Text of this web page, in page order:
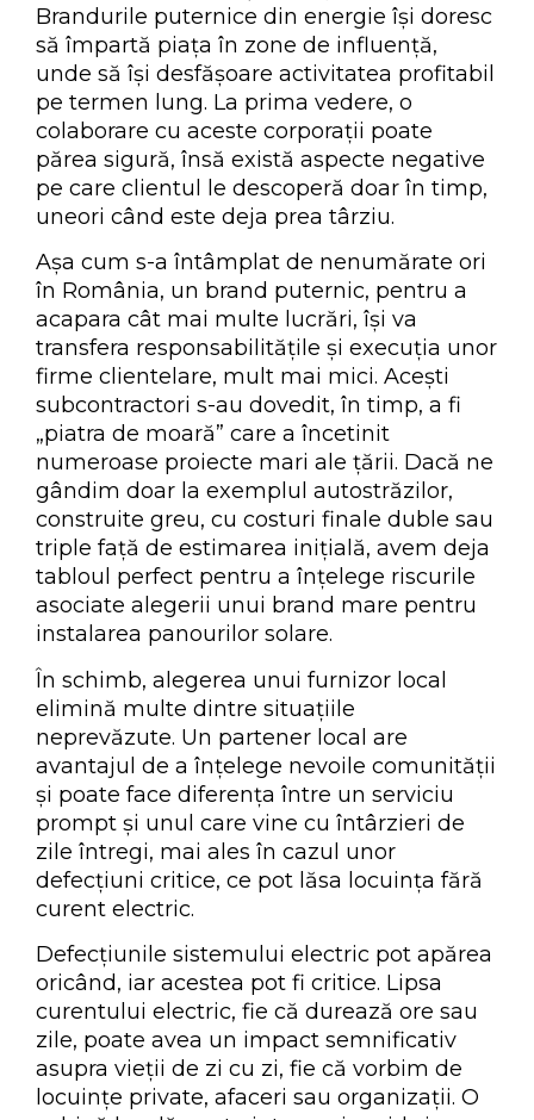
Brandurile puternice din energie își doresc
să împartă piața în zone de influență,
unde să își desfășoare activitatea profitabil
pe termen lung. La prima vedere, o
colaborare cu aceste corporații poate
părea sigură, însă există aspecte negative
pe care clientul le descoperă doar în timp,
uneori când este deja prea târziu.
Așa cum s-a întâmplat de nenumărate ori
în România, un brand puternic, pentru a
acapara cât mai multe lucrări, își va
transfera responsabilitățile și execuția unor
firme clientelare, mult mai mici. Acești
subcontractori s-au dovedit, în timp, a fi
„piatra de moară” care a încetinit
numeroase proiecte mari ale țării. Dacă ne
gândim doar la exemplul autostrăzilor,
construite greu, cu costuri finale duble sau
triple față de estimarea inițială, avem deja
tabloul perfect pentru a înțelege riscurile
asociate alegerii unui brand mare pentru
instalarea panourilor solare.
În schimb, alegerea unui furnizor local
elimină multe dintre situațiile
neprevăzute. Un partener local are
avantajul de a înțelege nevoile comunității
și poate face diferența între un serviciu
prompt și unul care vine cu întârzieri de
zile întregi, mai ales în cazul unor
defecțiuni critice, ce pot lăsa locuința fără
curent electric.
Defecțiunile sistemului electric pot apărea
oricând, iar acestea pot fi critice. Lipsa
curentului electric, fie că durează ore sau
zile, poate avea un impact semnificativ
asupra vieții de zi cu zi, fie că vorbim de
locuințe private, afaceri sau organizații. O